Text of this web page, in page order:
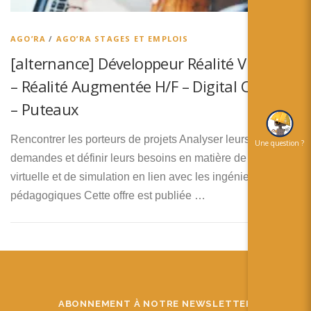
Español
AGO’RA / AGO’RA STAGES ET EMPLOIS
[alternance] Développeur Réalité Virtuelle
– Réalité Augmentée H/F – Digital Collège
– Puteaux
Rencontrer les porteurs de projets Analyser leurs
demandes et définir leurs besoins en matière de réalité
virtuelle et de simulation en lien avec les ingénieurs
pédagogiques Cette offre est publiée …
ABONNEMENT À NOTRE NEWSLETTER
Une question ?